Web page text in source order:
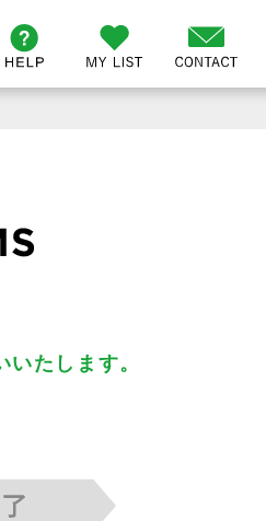
たします。